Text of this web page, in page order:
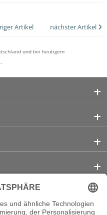
Artikel
nächster Artikel
und bei heutigem